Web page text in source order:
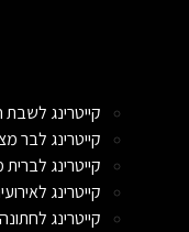
קייטרינג לשבת חתן
קייטרינג לבר מצווה
קייטרינג לברית
קייטרינג
קייטרינג לחתונה